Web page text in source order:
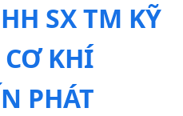
SX TM KỸ
KHÍ
PHÁT